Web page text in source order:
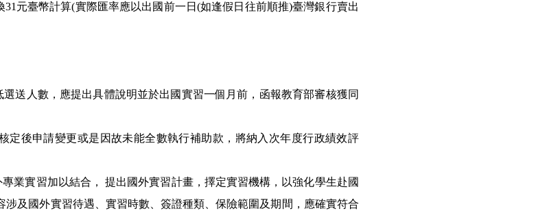
31元臺幣計算(實際匯率應以出國前一日(如逢假日往前順推)臺灣銀行賣出
送人數，應提出具體說明並於出國實習一個月前，函報教育部審核獲同
定後申請變更或是因故未能全數執行補助款，將納入次年度行政績效評
業實習加以結合， 提出國外實習計畫，擇定實習機構，以強化學生赴國
及國外實習待遇、實習時數、簽證種類、保險範圍及期間，應確實符合